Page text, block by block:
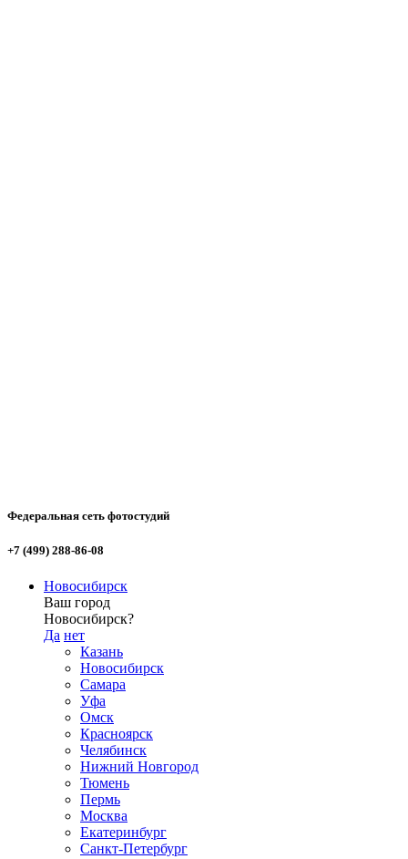
Федеральная сеть фотостудий
+7 (499) 288-86-08
Новосибирск
Ваш город
Новосибирск?
Да нет
Казань
Новосибирск
Самара
Уфа
Омск
Красноярск
Челябинск
Нижний Новгород
Тюмень
Пермь
Москва
Екатеринбург
Санкт-Петербург